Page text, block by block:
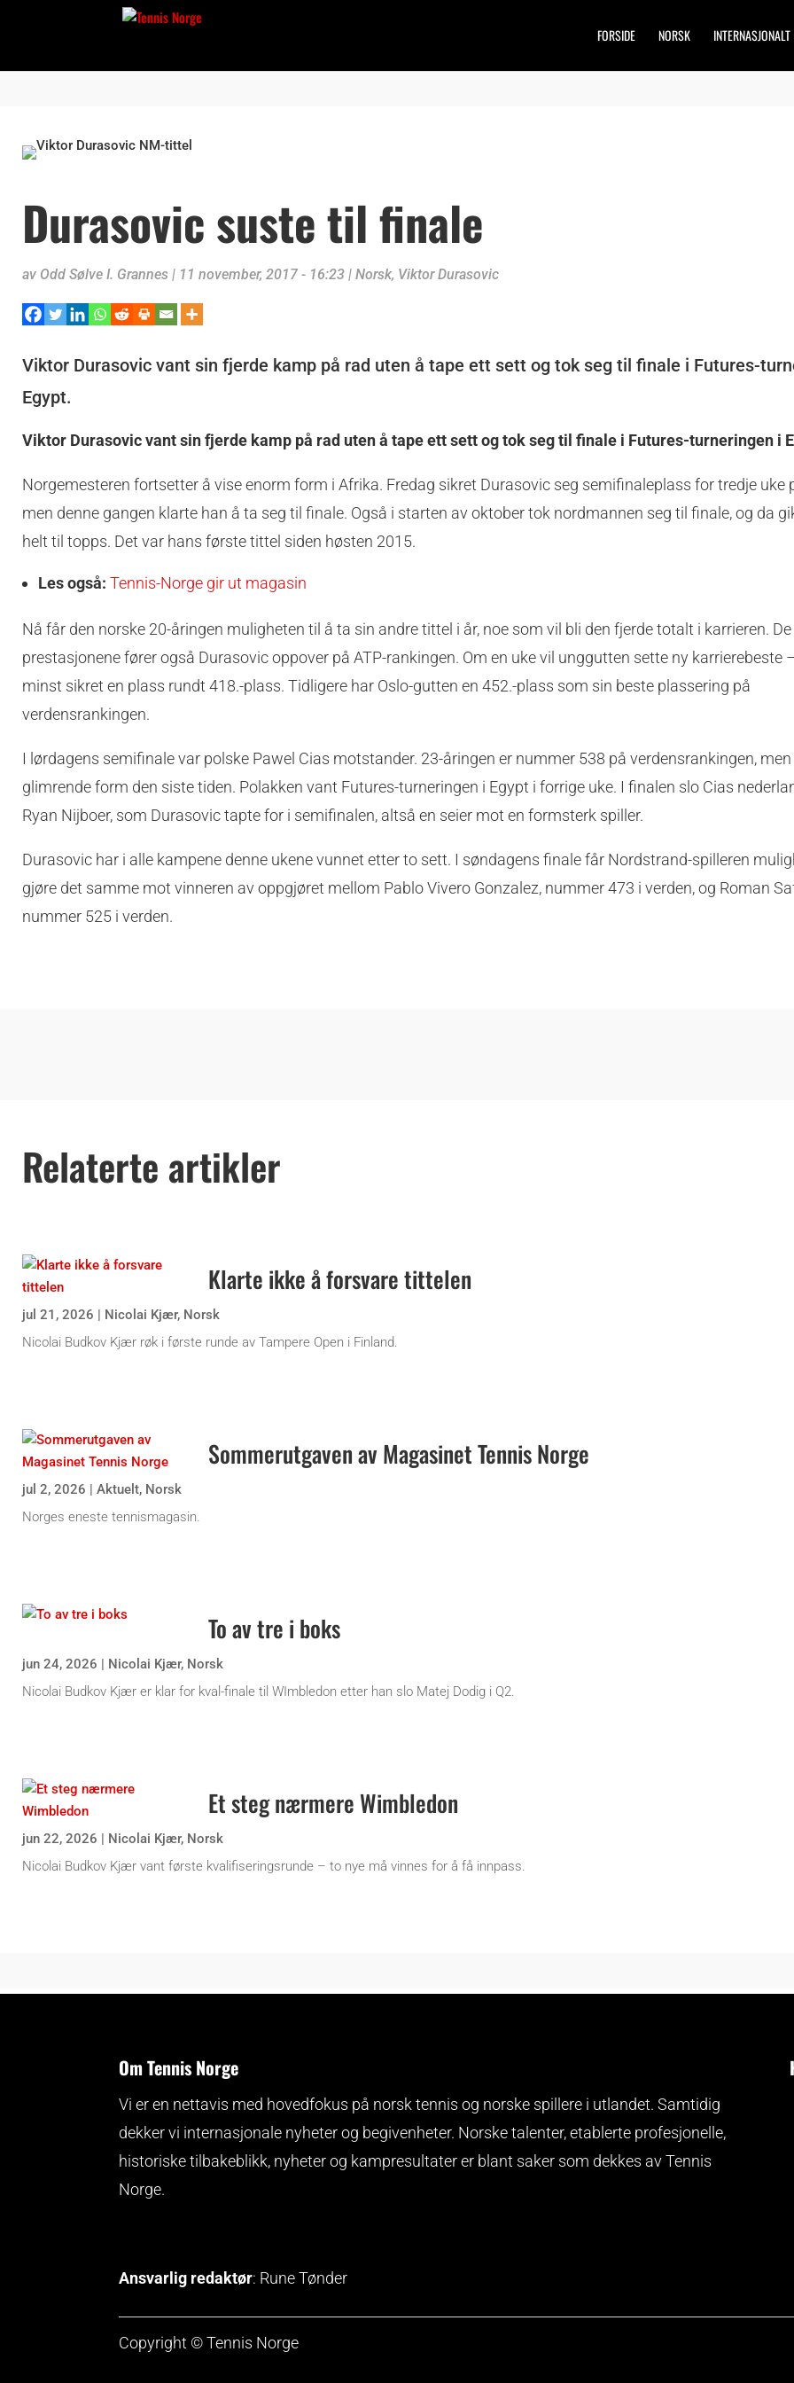
FORSIDE NORSK INTERNASJONALT
Durasovic suste til finale
av Odd Sølve I. Grannes | 11 november, 2017 - 16:23 | Norsk, Viktor Durasovic
Viktor Durasovic vant sin fjerde kamp på rad uten å tape ett sett og tok seg til finale i Futures-
Egypt.
Viktor Durasovic vant sin fjerde kamp på rad uten å tape ett sett og tok seg til finale i Futures-turneringen i
Norgemesteren fortsetter å vise enorm form i Afrika. Fredag sikret Durasovic seg semifinaleplass for tredje uke
men denne gangen klarte han å ta seg til finale. Også i starten av oktober tok nordmannen seg til finale, og da
helt til topps. Det var hans første tittel siden høsten 2015.
Les også: Tennis-Norge gir ut magasin
Nå får den norske 20-åringen muligheten til å ta sin andre tittel i år, noe som vil bli den fjerde totalt i karrieren.
prestasjonene fører også Durasovic oppover på ATP-rankingen. Om en uke vil unggutten sette ny karrierebeste
minst sikret en plass rundt 418.-plass. Tidligere har Oslo-gutten en 452.-plass som sin beste plassering på
verdensrankingen.
I lørdagens semifinale var polske Pawel Cias motstander. 23-åringen er nummer 538 på verdensrankingen,
glimrende form den siste tiden. Polakken vant Futures-turneringen i Egypt i forrige uke. I finalen slo Cias
Ryan Nijboer, som Durasovic tapte for i semifinalen, altså en seier mot en formsterk spiller.
Durasovic har i alle kampene denne ukene vunnet etter to sett. I søndagens finale får Nordstrand-spilleren
gjøre det samme mot vinneren av oppgjøret mellom Pablo Vivero Gonzalez, nummer 473 i verden, og Roman
nummer 525 i verden.
Relaterte artikler
Klarte ikke å forsvare tittelen
jul 21, 2026 | Nicolai Kjær, Norsk
Nicolai Budkov Kjær røk i første runde av Tampere Open i Finland.
Sommerutgaven av Magasinet Tennis Norge
jul 2, 2026 | Aktuelt, Norsk
Norges eneste tennismagasin.
To av tre i boks
jun 24, 2026 | Nicolai Kjær, Norsk
Nicolai Budkov Kjær er klar for kval-finale til WImbledon etter han slo Matej Dodig i Q2.
Et steg nærmere Wimbledon
jun 22, 2026 | Nicolai Kjær, Norsk
Nicolai Budkov Kjær vant første kvalifiseringsrunde – to nye må vinnes for å få innpass.
Om Tennis Norge
Vi er en nettavis med hovedfokus på norsk tennis og norske spillere i utlandet. Samtidig
dekker vi internasjonale nyheter og begivenheter. Norske talenter, etablerte profesjonelle,
historiske tilbakeblikk, nyheter og kampresultater er blant saker som dekkes av Tennis
Norge.
Ansvarlig redaktør: Rune Tønder
Copyright © Tennis Norge